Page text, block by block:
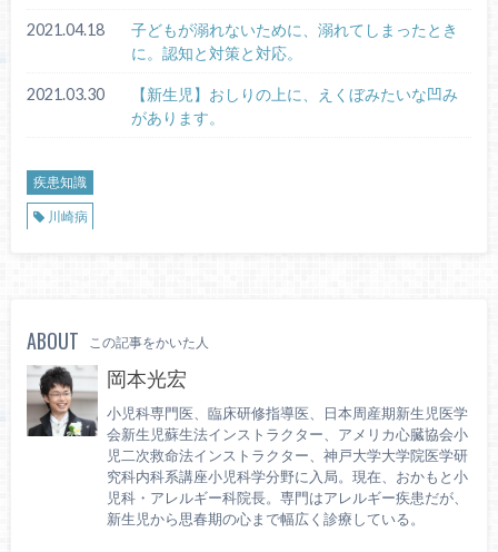
2021.04.18
子どもが溺れないために、溺れてしまったとき
に。認知と対策と対応。
2021.03.30
【新生児】おしりの上に、えくぼみたいな凹み
があります。
疾患知識
川崎病
ABOUT この記事をかいた人
岡本光宏
小児科専門医、臨床研修指導医、日本周産期新生児医学
会新生児蘇生法インストラクター、アメリカ心臓協会小
児二次救命法インストラクター、神戸大学大学院医学研
究科内科系講座小児科学分野に入局。現在、おかもと小
児科・アレルギー科院長。専門はアレルギー疾患だが、
新生児から思春期の心まで幅広く診療している。